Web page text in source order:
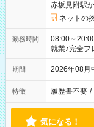
赤坂見附駅
ネットの
勤務時間
08:00～
就業♪完全フ
期間 2026年08
特徴 履歴書不要 /
気になる！